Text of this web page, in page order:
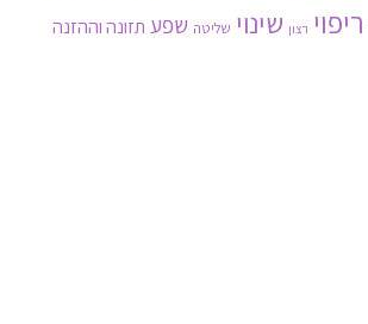
ריפוי רצון שינוי שליטה שפע תזונה וההזנה